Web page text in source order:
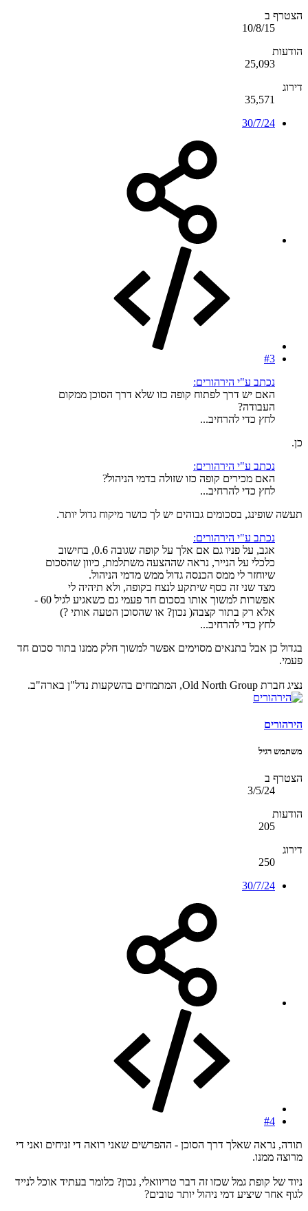
הצטרף ב
10/8/15
הודעות
25,093
דירוג
35,571
30/7/24
#3
נכתב ע"י הירהורים:
האם יש דרך לפתוח קופה כזו שלא דרך הסוכן ממקום
העבודה?
לחץ כדי להרחיב...
כן.
נכתב ע"י הירהורים:
האם מכירים קופה כזו שזולה בדמי הניהול?
לחץ כדי להרחיב...
תעשה שופינג, בסכומים גבוהים יש לך כושר מיקוח גדול יותר.
נכתב ע"י הירהורים:
אגב, על פניו גם אם אלך על קופה שגובה 0.6, בחישוב
כלכלי על הנייר, נראה שההצעה משתלמת, כיוון שהסכום
שיוחזר לי ממס הכנסה גדול ממש מדמי הניהול.
מצד שני זה כסף שיתקע לנצח בקופה, ולא תיהיה לי
אפשרות למשוך אותו בסכום חד פעמי גם כשאגיע לגיל 60 -
אלא רק בתור קצבה( נכון? או שהסוכן הטעה אותי ?)
לחץ כדי להרחיב...
בגדול כן אבל בתנאים מסוימים אפשר למשוך חלק ממנו בתור סכום חד
פעמי.
נציג חברת Old North Group, המתמחים בהשקעות נדל"ן בארה"ב.
הירהורים
משתמש רגיל
הצטרף ב
3/5/24
הודעות
205
דירוג
250
30/7/24
#4
תודה, נראה שאלך דרך הסוכן - ההפרשים שאני רואה די זניחים ואני די
מרוצה ממנו.
ניוד של קופת גמל שכזו זה דבר טריוואלי, נכון? כלומר בעתיד אוכל לנייד
לגוף אחר שיציע דמי ניהול יותר טובים?